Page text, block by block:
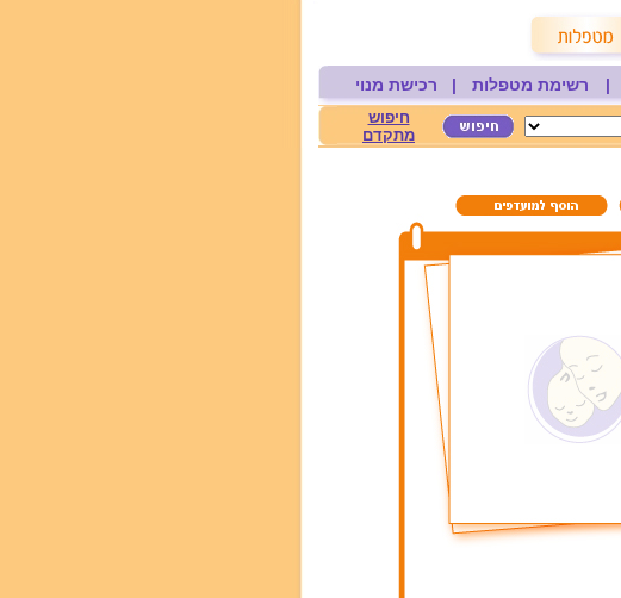
| רשימת מטפלות | רכישת מנוי
חיפוש
מתקדם